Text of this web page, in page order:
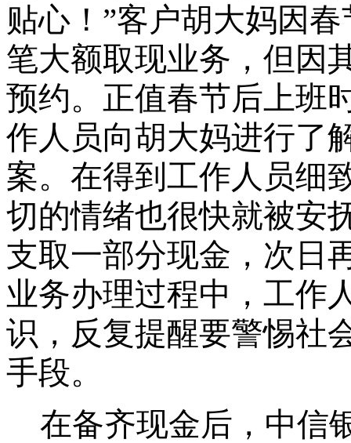
贴心！”客户胡大妈因
笔大额取现业务，但因
预约。正值春节后上班
作人员向胡大妈进行了
案。在得到工作人员细
切的情绪也很快就被安
支取一部分现金，次日
业务办理过程中，工作
识，反复提醒要警惕社
手段。
在备齐现金后，中信